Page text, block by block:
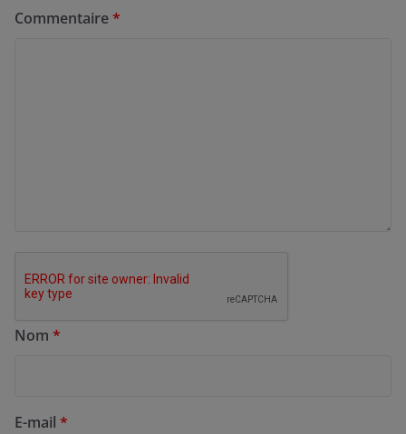
Commentaire*
Nom *
E-mail *